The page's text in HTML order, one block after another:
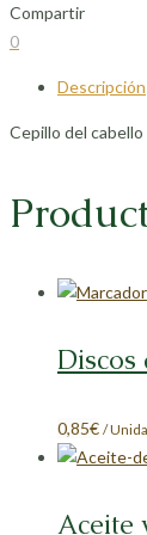
Compartir
Compartir
Facebook
Compartir
Compartir
LinkedIn
Compartir
Pinterest
0
Descripción
Cepillo del
0,85€ /
Aceite